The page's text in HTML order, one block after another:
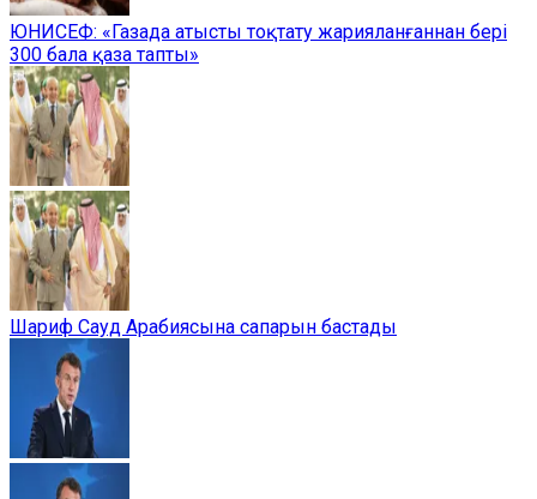
ЮНИСЕФ: «Газада атысты тоқтату жарияланғаннан бері
300 бала қаза тапты»
Шариф Сауд Арабиясына сапарын бастады